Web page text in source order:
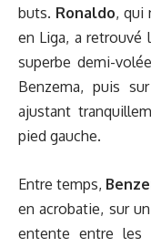
buts. Ronaldo, qui
en Liga, a retrouvé
superbe demi-
Benzema, puis
ajustant
pied gauche.
Entre temps,
en acrobatie, sur
entente entre les